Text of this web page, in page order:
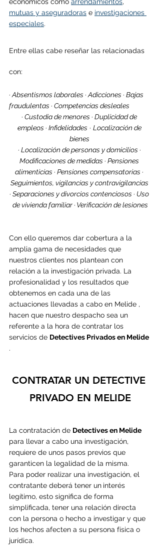
mutuas y aseguradoras e investigaciones
especiales.
Entre ellas cabe reseñar las relacionadas
con:
· Absentismos laborales · Adicciones · Bajas
fraudulentas · Competencias desleales
· Custodia de menores · Duplicidad de
empleos · Infidelidades · Localización de
bienes
· Localización de personas y domicilios ·
Modificaciones de medidas · Pensiones
alimenticias · Pensiones compensatorias ·
Seguimientos, vigilancias y contravigilancias
· Separaciones y divorcios contenciosos · Uso
de vivienda familiar · Verificación de lesiones
Con ello queremos dar cobertura a la
amplia gama de necesidades que
nuestros clientes nos plantean con
relación a la investigación privada. La
profesionalidad y los resultados que
obtenemos en cada una de las
actuaciones llevadas a cabo en Melide ,
hacen que nuestro despacho sea un
referente a la hora de contratar los
servicios de Detectives Privados en Melide
.
CONTRATAR UN DETECTIVE
PRIVADO EN MELIDE
La contratación de Detectives en Melide
para llevar a cabo una investigación,
requiere de unos pasos previos que
garanticen la legalidad de la misma.
Para poder realizar una investigación, el
contratante deberá tener un interés
legítimo, esto significa de forma
simplificada, tener una relación directa
con la persona o hecho a investigar y que
los hechos afecten a su persona física o
jurídica.